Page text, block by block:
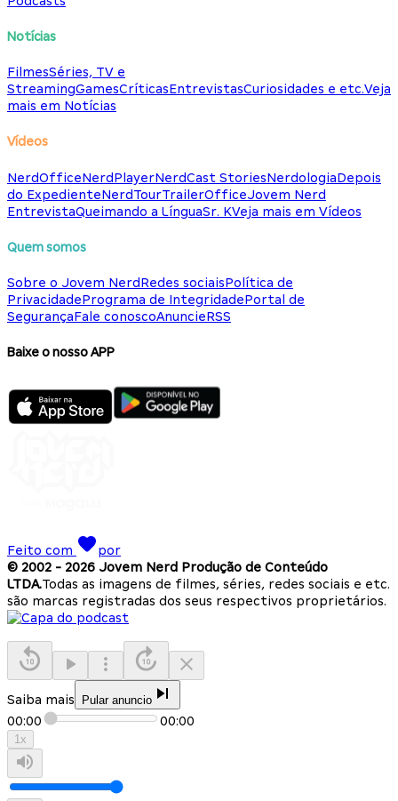
Notícias
FilmesSéries, TV e
StreamingGamesCríticasEntrevistasCuriosidades e etc.Veja
mais em Notícias
Vídeos
NerdOfficeNerdPlayerNerdCast StoriesNerdologiaDepois
do ExpedienteNerdTourTrailerOfficeJovem Nerd
EntrevistaQueimando a LínguaSr. KVeja mais em Vídeos
Quem somos
Sobre o Jovem NerdRedes sociaisPolítica de
PrivacidadePrograma de IntegridadePortal de
SegurançaFale conoscoAnuncieRSS
Baixe o nosso APP
Feito com
por
© 2002 - 2026 Jovem Nerd Produção de Conteúdo
LTDA.Todas as imagens de filmes, séries, redes sociais e etc.
são marcas registradas dos seus respectivos proprietários.
Saiba mais Pular anuncio
00:00 00:00
1x